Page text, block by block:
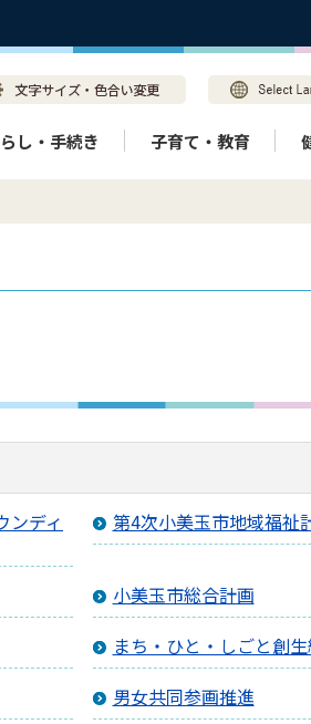
し・手続き 子育て・教育
ンディ
第4次小美玉市地域福祉
小美玉市総合計画
まち・ひと・しごと創
男女共同参画推進